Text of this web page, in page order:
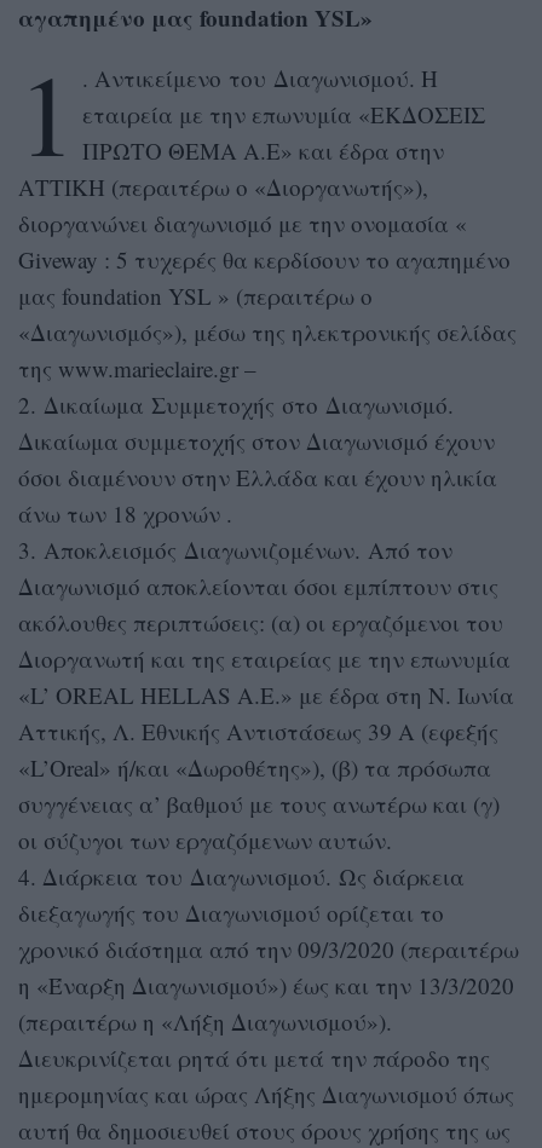
αγαπημένο μας foundation YSL»
1
. Αντικείμενο του Διαγωνισμού. Η
εταιρεία με την επωνυμία «ΕΚΔΟΣΕΙΣ
ΠΡΩΤΟ ΘΕΜΑ Α.Ε» και έδρα στην
ΑΤΤΙΚΗ (περαιτέρω ο «Διοργανωτής»),
διοργανώνει διαγωνισμό με την ονομασία «
Giveway : 5 τυχερές θα κερδίσουν το αγαπημένο
μας foundation YSL » (περαιτέρω ο
«Διαγωνισμός»), μέσω της ηλεκτρονικής σελίδας
της www.marieclaire.gr –
2. Δικαίωμα Συμμετοχής στο Διαγωνισμό.
Δικαίωμα συμμετοχής στον Διαγωνισμό έχουν
όσοι διαμένουν στην Ελλάδα και έχουν ηλικία
άνω των 18 χρονών .
3. Αποκλεισμός Διαγωνιζομένων. Από τον
Διαγωνισμό αποκλείονται όσοι εμπίπτουν στις
ακόλουθες περιπτώσεις: (α) οι εργαζόμενοι του
Διοργανωτή και της εταιρείας με την επωνυμία
«L’ OREAL HELLAS Α.Ε.» με έδρα στη Ν. Ιωνία
Αττικής, Λ. Εθνικής Αντιστάσεως 39 Α (εφεξής
«L’Oreal» ή/και «Δωροθέτης»), (β) τα πρόσωπα
συγγένειας α’ βαθμού με τους ανωτέρω και (γ)
οι σύζυγοι των εργαζόμενων αυτών.
4. Διάρκεια του Διαγωνισμού. Ως διάρκεια
διεξαγωγής του Διαγωνισμού ορίζεται το
χρονικό διάστημα από την 09/3/2020 (περαιτέρω
η «Έναρξη Διαγωνισμού») έως και την 13/3/2020
(περαιτέρω η «Λήξη Διαγωνισμού»).
Διευκρινίζεται ρητά ότι μετά την πάροδο της
ημερομηνίας και ώρας Λήξης Διαγωνισμού όπως
αυτή θα δημοσιευθεί στους όρους χρήσης της ως